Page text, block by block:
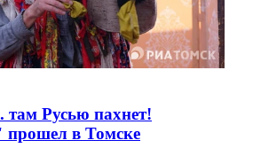
там Русью пахнет!
прошел в Томске